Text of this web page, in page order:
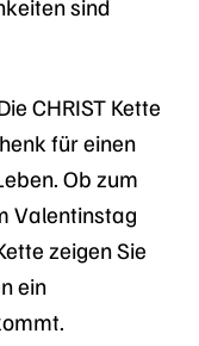
CHRIST Kette
für einen
Ob zum
Valentinstag
zeigen Sie
ein